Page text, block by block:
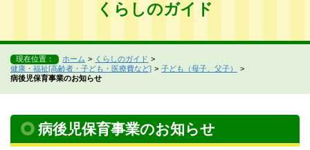
くらしのガイド
現在位置： ホーム
くらしのガイド
健康・福祉[高齢者・子ども・医療費など]
子ども（母子、父子）
病後児保育事業のお知らせ
病後児保育事業のお知らせ